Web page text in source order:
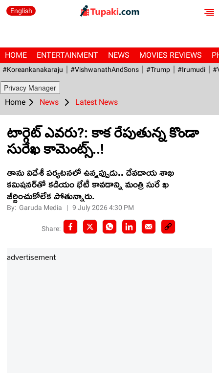
English
HOME ENTERTAINMENT NEWS MOVIES REVIEWS
#Koreankanakaraju #VishwanathAndSons #Trump #irumudi
Privacy Manager
Home News Latest News
టార్గెట్ ఎవ‌రు?: కాక రేపుతున్న కొండా
సురేఖ కామెంట్స్‌..!
తాను విదేశీ ప‌ర్య‌ట‌న‌లో ఉన్న‌ప్పుడు.. దేవ‌దాయ శాఖ
క‌మిష‌న‌ర్‌తో క‌డియం భేటీ కావడాన్ని మంత్రి సురే ఖ
జీర్ణించుకోలేక పోతున్నారు.
By: Garuda Media |9 July 2026 4:30 PM
Share:
advertisement